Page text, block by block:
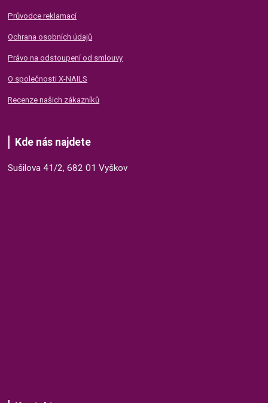
Průvodce reklamací
Ochrana osobních údajů
Právo na odstoupení od smlouvy
O společnosti X-NAILS
Recenze našich zákazníků
Kde nás najdete
Sušilova 41/2, 682 01 Vyškov